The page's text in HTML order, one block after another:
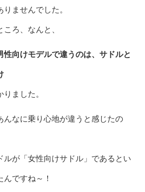
ませんでした。
ろ、なんと、
性向けモデルで違うのは、サドルと
ました。
んなに乗り心地が違うと感じたの
ルが「女性向けサドル」であるとい
んですね～！